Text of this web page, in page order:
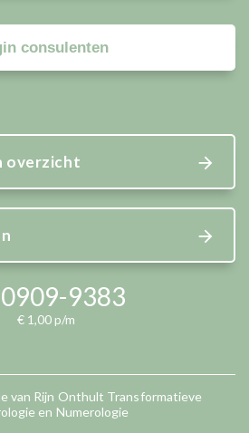
consulenten
overzicht
0909-9383
€ 1,00 p/m
van Rijn Onthult Transformatieve
en Numerologie